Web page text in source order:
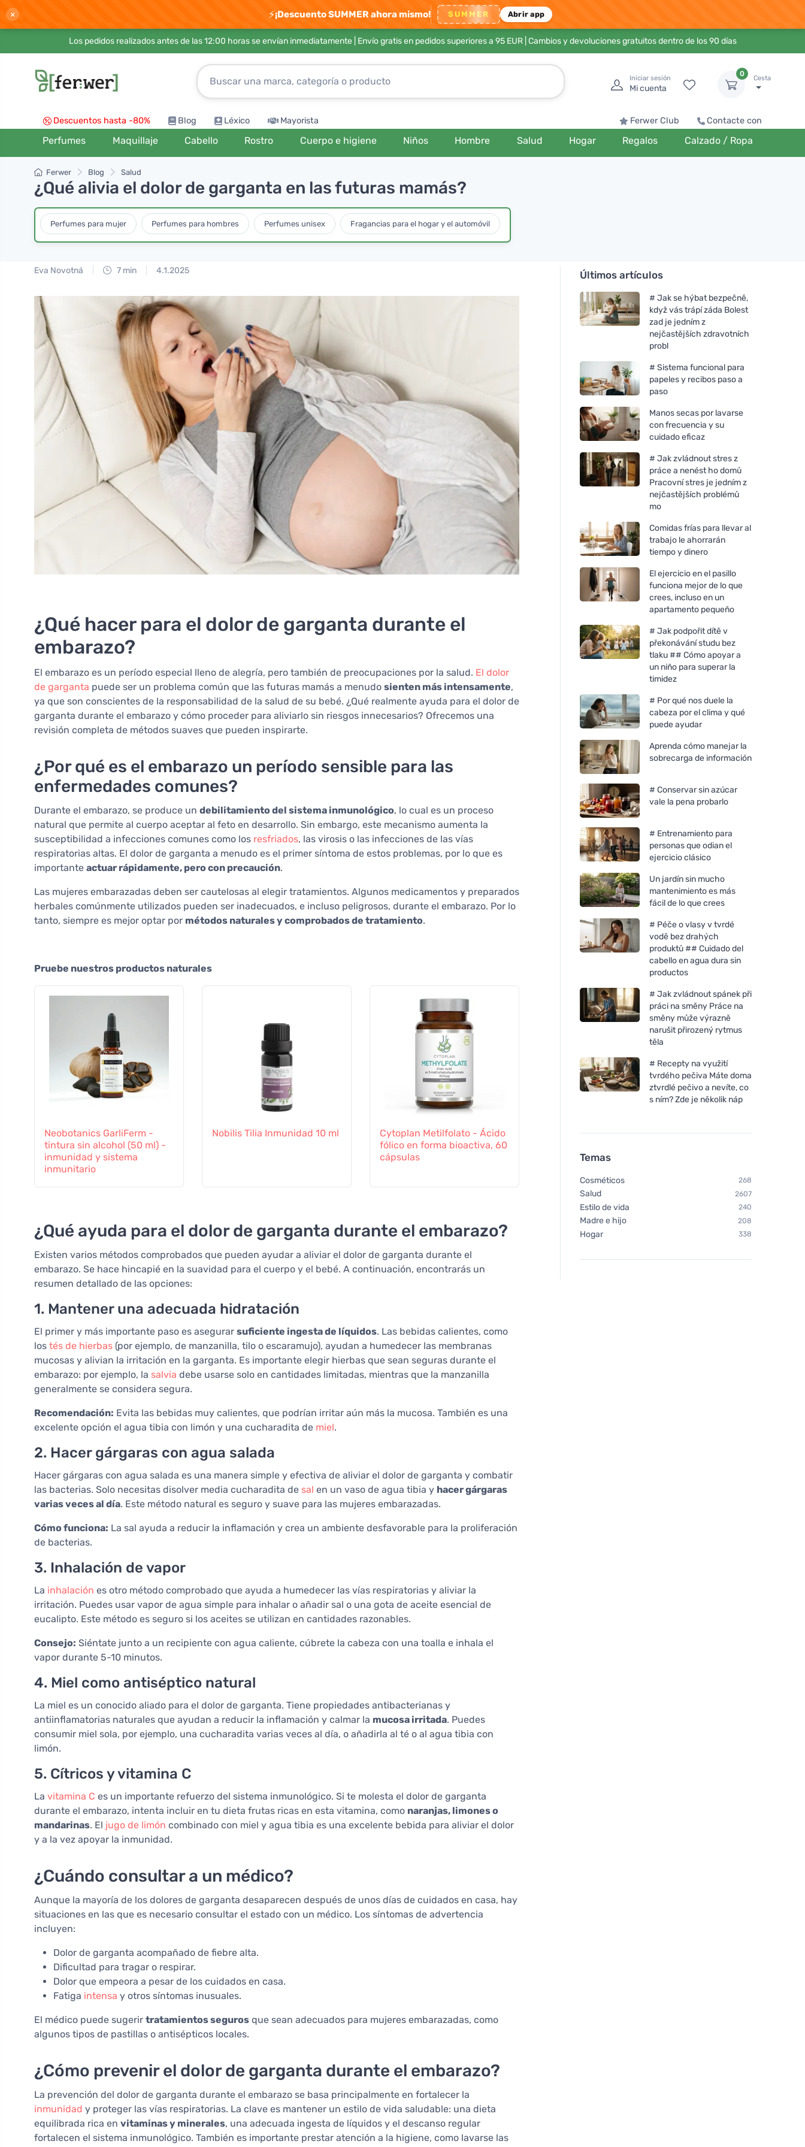
× ⚡¡Descuento SUMMER ahora mismo! SUMMER Abrir app
Los pedidos realizados antes de las 12:00 horas se envían inmediatamente | Envío gratis en pedidos superiores a 95 EUR| Cambios y devoluciones gratuitos dentro de los 90 días
Iniciar sesión
Mi cuenta
0
Cesta
Descuentos hasta -80% Blog Léxico Mayorista Ferwer Club Contacte con
Perfumes Maquillaje Cabello Rostro Cuerpo e higiene Niños Hombre Salud Hogar Regalos Calzado / Ropa
Ferwer Blog Salud
¿Qué alivia el dolor de garganta en las futuras mamás?
Perfumes para mujer Perfumes para hombres Perfumes unisex Fragancias para el hogar y el automóvil
Eva Novotná 7 min 4.1.2025
¿Qué hacer para el dolor de garganta durante el
embarazo?
El embarazo es un período especial lleno de alegría, pero también de preocupaciones por la salud. El dolor
de garganta puede ser un problema común que las futuras mamás a menudo sienten más intensamente,
ya que son conscientes de la responsabilidad de la salud de su bebé. ¿Qué realmente ayuda para el dolor de
garganta durante el embarazo y cómo proceder para aliviarlo sin riesgos innecesarios? Ofrecemos una
revisión completa de métodos suaves que pueden inspirarte.
¿Por qué es el embarazo un período sensible para las
enfermedades comunes?
Durante el embarazo, se produce un debilitamiento del sistema inmunológico, lo cual es un proceso
natural que permite al cuerpo aceptar al feto en desarrollo. Sin embargo, este mecanismo aumenta la
susceptibilidad a infecciones comunes como los resfriados, las virosis o las infecciones de las vías
respiratorias altas. El dolor de garganta a menudo es el primer síntoma de estos problemas, por lo que es
importante actuar rápidamente, pero con precaución.
Las mujeres embarazadas deben ser cautelosas al elegir tratamientos. Algunos medicamentos y preparados
herbales comúnmente utilizados pueden ser inadecuados, e incluso peligrosos, durante el embarazo. Por lo
tanto, siempre es mejor optar por métodos naturales y comprobados de tratamiento.
Pruebe nuestros productos naturales
Neobotanics GarliFerm -
tintura sin alcohol (50 ml) -
inmunidad y sistema
inmunitario
Nobilis Tilia Inmunidad 10 ml
Cytoplan Metilfolato - Ácido
fólico en forma bioactiva, 60
cápsulas
Neobotanics Imunacut Forte
el sistema inmunitario
Vegetology
¿Qué ayuda para el dolor de garganta durante el embarazo?
Existen varios métodos comprobados que pueden ayudar a aliviar el dolor de garganta durante el
embarazo. Se hace hincapié en la suavidad para el cuerpo y el bebé. A continuación, encontrarás un
resumen detallado de las opciones:
1. Mantener una adecuada hidratación
El primer y más importante paso es asegurar suficiente ingesta de líquidos. Las bebidas calientes, como
los tés de hierbas (por ejemplo, de manzanilla, tilo o escaramujo), ayudan a humedecer las membranas
mucosas y alivian la irritación en la garganta. Es importante elegir hierbas que sean seguras durante el
embarazo: por ejemplo, la salvia debe usarse solo en cantidades limitadas, mientras que la manzanilla
generalmente se considera segura.
Recomendación: Evita las bebidas muy calientes, que podrían irritar aún más la mucosa. También es una
excelente opción el agua tibia con limón y una cucharadita de miel.
2. Hacer gárgaras con agua salada
Hacer gárgaras con agua salada es una manera simple y efectiva de aliviar el dolor de garganta y combatir
las bacterias. Solo necesitas disolver media cucharadita de sal en un vaso de agua tibia y hacer gárgaras
varias veces al día. Este método natural es seguro y suave para las mujeres embarazadas.
Cómo funciona: La sal ayuda a reducir la inflamación y crea un ambiente desfavorable para la proliferación
de bacterias.
3. Inhalación de vapor
La inhalación es otro método comprobado que ayuda a humedecer las vías respiratorias y aliviar la
irritación. Puedes usar vapor de agua simple para inhalar o añadir sal o una gota de aceite esencial de
eucalipto. Este método es seguro si los aceites se utilizan en cantidades razonables.
Consejo: Siéntate junto a un recipiente con agua caliente, cúbrete la cabeza con una toalla e inhala el
vapor durante 5-10 minutos.
4. Miel como antiséptico natural
La miel es un conocido aliado para el dolor de garganta. Tiene propiedades antibacterianas y
antiinflamatorias naturales que ayudan a reducir la inflamación y calmar la mucosa irritada. Puedes
consumir miel sola, por ejemplo, una cucharadita varias veces al día, o añadirla al té o al agua tibia con
limón.
5. Cítricos y vitamina C
La vitamina C es un importante refuerzo del sistema inmunológico. Si te molesta el dolor de garganta
durante el embarazo, intenta incluir en tu dieta frutas ricas en esta vitamina, como naranjas, limones o
mandarinas. El jugo de limón combinado con miel y agua tibia es una excelente bebida para aliviar el dolor
y a la vez apoyar la inmunidad.
¿Cuándo consultar a un médico?
Aunque la mayoría de los dolores de garganta desaparecen después de unos días de cuidados en casa, hay
situaciones en las que es necesario consultar el estado con un médico. Los síntomas de advertencia
incluyen:
Dolor de garganta acompañado de fiebre alta.
Dificultad para tragar o respirar.
Dolor que empeora a pesar de los cuidados en casa.
Fatiga intensa y otros síntomas inusuales.
El médico puede sugerir tratamientos seguros que sean adecuados para mujeres embarazadas, como
algunos tipos de pastillas o antisépticos locales.
¿Cómo prevenir el dolor de garganta durante el embarazo?
La prevención del dolor de garganta durante el embarazo se basa principalmente en fortalecer la
inmunidad y proteger las vías respiratorias. La clave es mantener un estilo de vida saludable: una dieta
equilibrada rica en vitaminas y minerales, una adecuada ingesta de líquidos y el descanso regular
fortalecen el sistema inmunológico. También es importante prestar atención a la higiene, como lavarse las
Últimos artículos
# Jak se hýbat bezpečně,
když vás trápí záda Bolest
zad je jedním z
nejčastějších zdravotních
probl
# Sistema funcional para
papeles y recibos paso a
paso
Manos secas por lavarse
con frecuencia y su
cuidado eficaz
# Jak zvládnout stres z
práce a nenést ho domů
Pracovní stres je jedním z
nejčastějších problémů
mo
Comidas frías para llevar al
trabajo le ahorrarán
tiempo y dinero
El ejercicio en el pasillo
funciona mejor de lo que
crees, incluso en un
apartamento pequeño
# Jak podpořit dítě v
překonávání studu bez
tlaku ## Cómo apoyar a
un niño para superar la
timidez
# Por qué nos duele la
cabeza por el clima y qué
puede ayudar
Aprenda cómo manejar la
sobrecarga de información
# Conservar sin azúcar
vale la pena probarlo
# Entrenamiento para
personas que odian el
ejercicio clásico
Un jardín sin mucho
mantenimiento es más
fácil de lo que crees
# Péče o vlasy v tvrdé
vodě bez drahých
produktů ## Cuidado del
cabello en agua dura sin
productos
# Jak zvládnout spánek při
práci na směny Práce na
směny může výrazně
narušit přirozený rytmus
těla
# Recepty na využití
tvrdého pečiva Máte doma
ztvrdlé pečivo a nevíte, co
s ním? Zde je několik náp
Temas
Cosméticos 268
Salud 2607
Estilo de vida 240
Madre e hijo 208
Hogar 338